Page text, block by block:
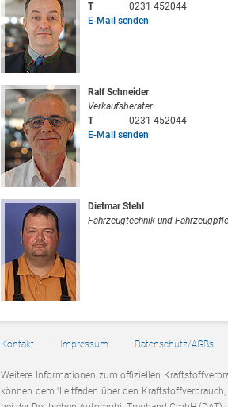
T
0231 452044
E-Mail senden
Ralf Schneider
Verkaufsberater
T
0231 452044
E-Mail senden
Dietmar Stehl
Fahrzeugtechnik und
Kontakt Impressum Datenschutz/AGBs
Weitere Informationen zum offiziellen
können dem "Leitfaden über den Kraftstoffverbrauch,